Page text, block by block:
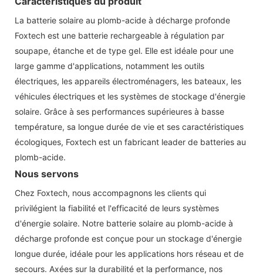
La batterie solaire au plomb-acide à décharge profonde
Foxtech est une batterie rechargeable à régulation par
soupape, étanche et de type gel. Elle est idéale pour une
large gamme d'applications, notamment les outils
électriques, les appareils électroménagers, les bateaux, les
véhicules électriques et les systèmes de stockage d'énergie
solaire. Grâce à ses performances supérieures à basse
température, sa longue durée de vie et ses caractéristiques
écologiques, Foxtech est un fabricant leader de batteries au
plomb-acide.
Nous servons
Chez Foxtech, nous accompagnons les clients qui
privilégient la fiabilité et l'efficacité de leurs systèmes
d'énergie solaire. Notre batterie solaire au plomb-acide à
décharge profonde est conçue pour un stockage d'énergie
longue durée, idéale pour les applications hors réseau et de
secours. Axées sur la durabilité et la performance, nos